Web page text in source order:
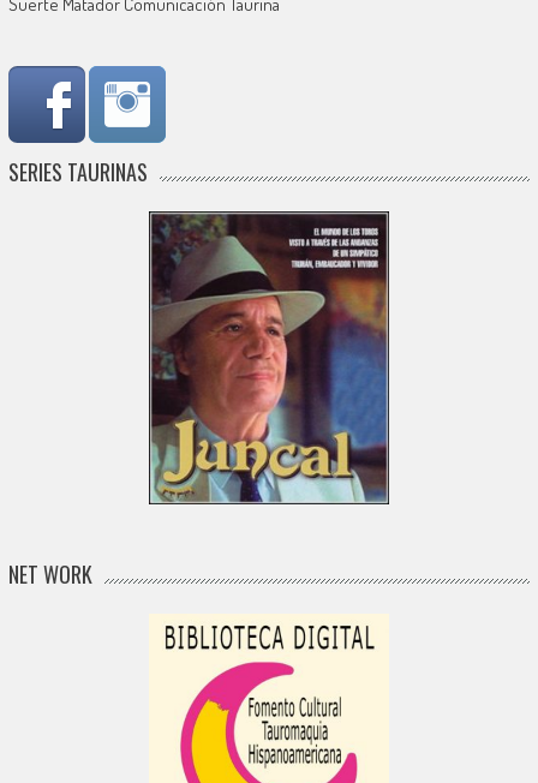
Suerte Matador Comunicación Taurina
SERIES TAURINAS
NET WORK